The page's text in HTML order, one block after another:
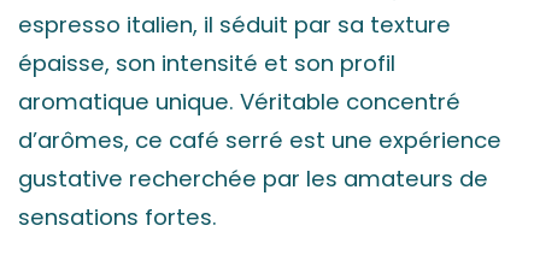
espresso italien, il séduit par sa texture
épaisse, son intensité et son profil
aromatique unique. Véritable concentré
d’arômes, ce café serré est une expérience
gustative recherchée par les amateurs de
sensations fortes.